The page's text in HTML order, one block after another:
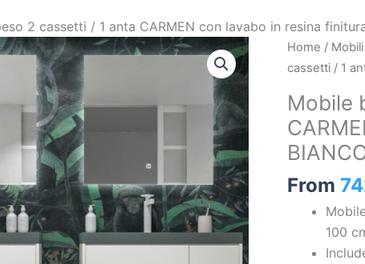
2 cassetti / 1 anta CARMEN con lavabo in resina
Home /
cassetti / 1
Mobile
From
100
Mobile
bagno
2
cassetti
/
anta
CARMEN
lavabo